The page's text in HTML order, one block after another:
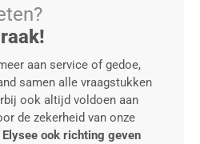
aan service of gedoe,
samen alle vraagstukken
ook altijd voldoen aan
de zekerheid van onze
ook richting geven